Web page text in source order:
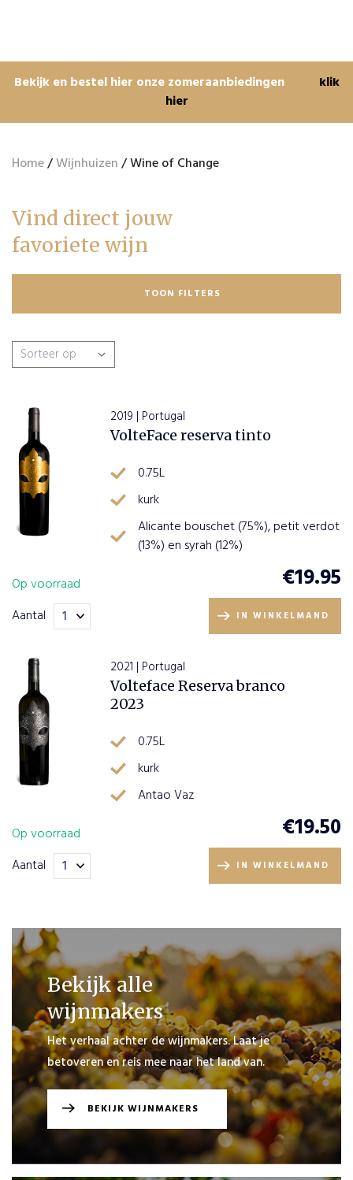
Bekijk en bestel hier onze zomeraanbiedingen
klik
hier
Home/Wijnhuizen/ Wine of Change
Vind direct jouw
favoriete wijn
TOON FILTERS
Zoeken
Wijnsoort
Rode wijn
Witte wijn
Wijnhuizen
Wijnen uit Portugal
(2)
Wine of Change
Wijn en Spijs
Landen
Portugal
Regio
Alentejo (2)
2019 | Portugal
VolteFace reserva tinto
0.75L
kurk
Alicante bouschet (75%), petit verdot
(13%) en syrah (12%)
Op voorraad
€19.95
Aantal IN WINKELMAND
2021 | Portugal
Volteface Reserva branco
2023
0.75L
kurk
Antao Vaz
Op voorraad
€19.50
Aantal IN WINKELMAND
Bekijk alle
wijnmakers
Het verhaal achter de wijnmakers. Laat je
betoveren en reis mee naar het land van.
BEKIJK WIJNMAKERS
PLAATS
BESTELLING